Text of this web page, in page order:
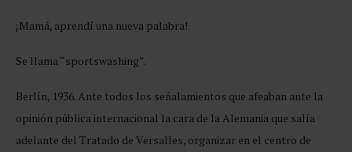
¡Mamá, aprendí una nueva palabra!
Se llama “sportswashing”.
Berlín, 1936. Ante todos los señalamientos que afeaban ante la
opinión pública internacional la cara de la Alemania que salía
adelante del Tratado de Versalles, organizar en el centro de